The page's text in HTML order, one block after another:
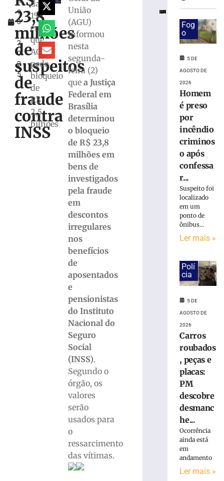
o
3
,
2
0
2
5
23,8
milhões
de
suspeitos
de
fraude
contra
INSS
das
15
em
que
AGU
pede
bloqueio
de
R$
2,5
bilhões
União
(AGU)
informou
nesta
segunda-
feira (2)
que a Justiça
Federal em
Brasília
determinou
o bloqueio
de R$ 23,8
milhões em
bens de
investigados
pela fraude
em
descontos
irregulares
nos
benefícios
de
aposentados
e
pensionistas
do Instituto
Nacional do
Seguro
Social
(INSS).
Segundo o
órgão, os
valores
serão
usados para
o
ressarcimento
das vítimas.
mais
milhões
projeto
Cidade
Inteligente
Defesa
estado
alerta
possíveis
temporais
Concurso
público
Fog
o
5 DE
AGOSTO DE
2026
Homem
é preso
por
incêndio
criminos
o após
confessa
r...
Suspeito foi
localizado
em um
ponto de
ônibus...
Ler mais »
Polí
cia
5 DE
AGOSTO DE
2026
Carros
roubados
, peças e
placas:
PM
descobre
desmanc
he...
Ocorrência
ainda está
em
andamento
Ler mais »